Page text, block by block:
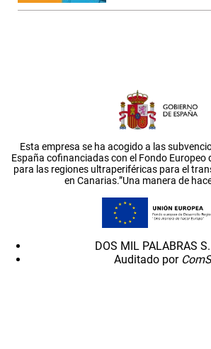
Esta empresa se ha acogido a las
España cofinanciadas con el Fondo Europeo
para las regiones ultraperiféricas para el
en Canarias.”Una manera de
DOS MIL PALABRAS
Auditado por